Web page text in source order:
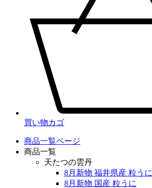
買い物カゴ
商品一覧ページ
商品一覧
天たつの雲丹
8月新物 福井県産 粒うに
8月新物 国産 粒うに